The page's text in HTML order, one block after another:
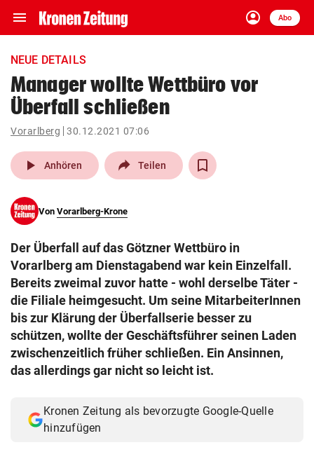
menu Navigation
ein-/ausklappen
account_circle
Anmelden
Abo
close Schließen
account_circle Anmelden
pin_drop
Wien arrow_right
search
Suchbegriff
eingeben
© Krone Multimedia GmbH & Co KG 2026
Muthgasse 2, 1190 Wien
NEUE DETAILS
Manager wollte Wettbüro vor
Überfall schließen
Vorarlberg 30.12.2021 07:06
play_arrow Anhören Teilen
Von Vorarlberg-Krone
Der Überfall auf das Götzner Wettbüro in
Vorarlberg am Dienstagabend war kein Einzelfall.
Bereits zweimal zuvor hatte - wohl derselbe Täter -
die Filiale heimgesucht. Um seine MitarbeiterInnen
bis zur Klärung der Überfallserie besser zu
schützen, wollte der Geschäftsführer seinen Laden
zwischenzeitlich früher schließen. Ein Ansinnen,
das allerdings gar nicht so leicht ist.
Kronen Zeitung als bevorzugte Google-Quelle
hinzufügen